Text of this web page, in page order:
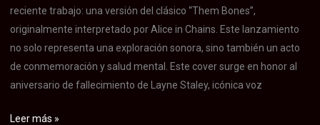
venganza
reciente trabajo: una versión del clásico “Them Bones”,
originalmente interpretado por Alice in Chains. Este lanzamiento
no solo representa una exploración sonora, sino también un acto
de conmemoración y salud mental. Este cover surge en honor al
aniversario de fallecimiento de Layne Staley, icónica voz
Éntomos
Leer más »